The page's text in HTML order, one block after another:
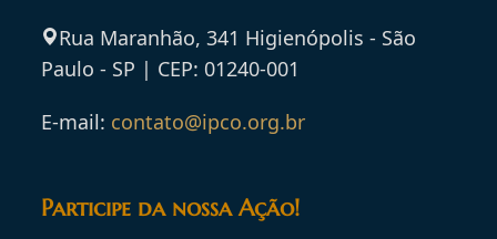
Rua Maranhão, 341 Higienópolis - São
Paulo - SP | CEP: 01240-001
E-mail: contato@ipco.org.br
Participe da nossa Ação!